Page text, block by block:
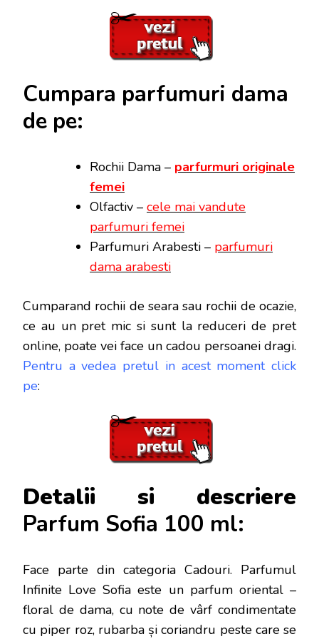
Cumpara parfumuri dama
de pe:
Rochii Dama – parfurmuri originale
femei
Olfactiv – cele mai vandute
parfumuri femei
Parfumuri Arabesti – parfumuri
dama arabesti
Cumparand rochii de seara sau rochii de ocazie,
ce au un pret mic si sunt la reduceri de pret
online, poate vei face un cadou persoanei dragi.
Pentru a vedea pretul in acest moment click
pe:
Detalii si descriere
Parfum Sofia 100 ml:
Face parte din categoria Cadouri. Parfumul
Infinite Love Sofia este un parfum oriental –
floral de dama, cu note de vârf condimentate
cu piper roz, rubarba și coriandru peste care se